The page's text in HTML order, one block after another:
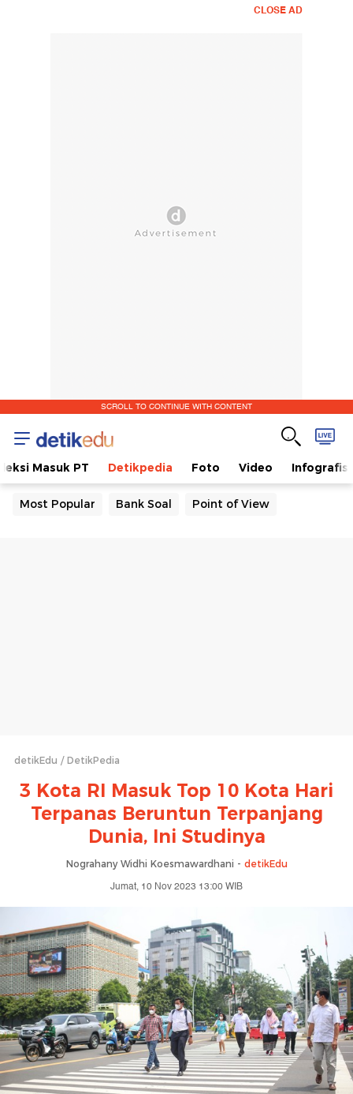
CLOSE AD
SCROLL TO CONTINUE WITH CONTENT
Masuk PT Detikpedia Foto Video Infografis
Most Popular Bank Soal Point of View
detikEdu DetikPedia
3 Kota RI Masuk Top 10 Kota Hari
Terpanas Beruntun Terpanjang
Dunia, Ini Studinya
Nograhany Widhi Koesmawardhani - detikEdu
Jumat, 10 Nov 2023 13:00 WIB